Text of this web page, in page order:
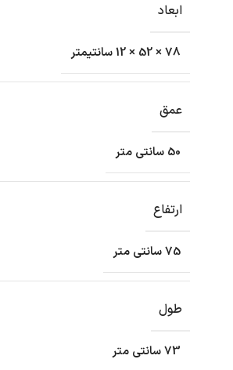
ابعاد
78 × 52 × 12 سانتیمتر
عمق
50 سانتی متر
ارتفاع
75 سانتی متر
طول
73 سانتی متر